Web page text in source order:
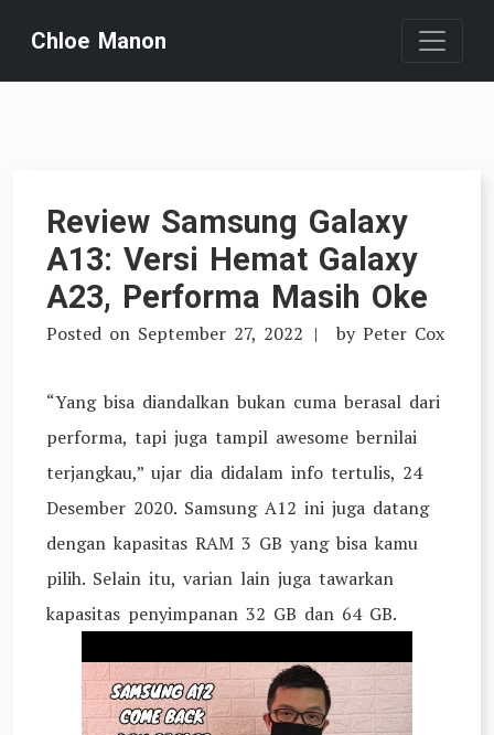
content
Chloe Manon
Review Samsung Galaxy
A13: Versi Hemat Galaxy
A23, Performa Masih Oke
Posted on September 27, 2022 by Peter Cox
“Yang bisa diandalkan bukan cuma berasal dari
performa, tapi juga tampil awesome bernilai
terjangkau,” ujar dia didalam info tertulis, 24
Desember 2020. Samsung A12 ini juga datang
dengan kapasitas RAM 3 GB yang bisa kamu
pilih. Selain itu, varian lain juga tawarkan
kapasitas penyimpanan 32 GB dan 64 GB.